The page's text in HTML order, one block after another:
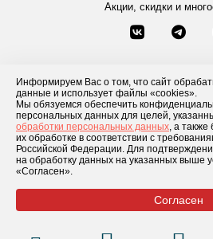
Информируем Вас о том, что сайт
данные и использует файлы «cookies».
Мы обязуемся обеспечить
персональных данных для целей,
обработки персональных данных, а также
их обработке в соответствии с
Российской Федерации. Для
на обработку данных на указанных выше
«Согласен».
Согласен
Акции, скидки и
Контакты
Посмотреть другие способы
Каталог товаров О компании Доставка
Условия рассрочки
Контакты
© 2026